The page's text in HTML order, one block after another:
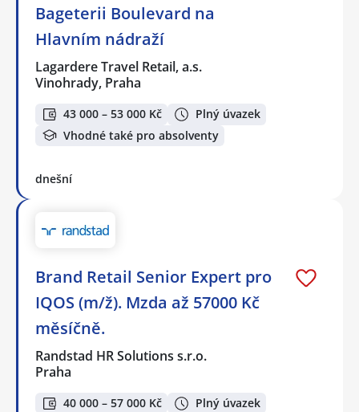
Bageterii Boulevard na
Hlavním nádraží
Lagardere Travel Retail, a.s.
Vinohrady, Praha
43 000 – 53 000 Kč
Plný úvazek
Vhodné také pro absolventy
dnešní
Brand Retail Senior Expert pro
IQOS (m/ž). Mzda až 57000 Kč
měsíčně.
Randstad HR Solutions s.r.o.
Praha
40 000 – 57 000 Kč Plný úvazek